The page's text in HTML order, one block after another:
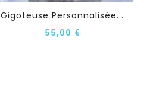
Gigoteuse Personnalisée...
55,00 €